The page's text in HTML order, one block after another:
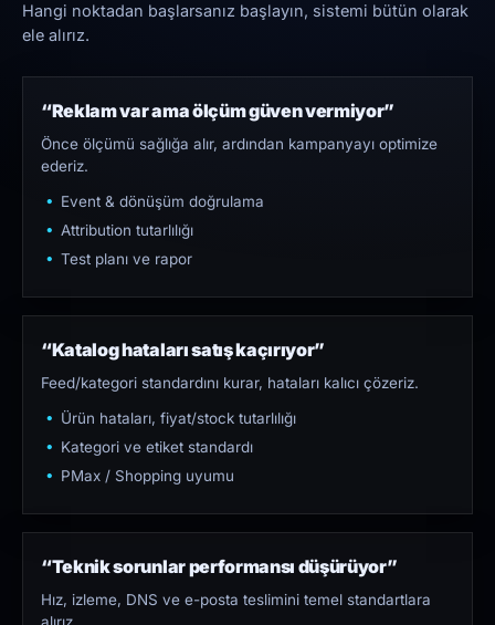
Hangi noktadan başlarsanız başlayın, sistemi bütün olarak
ele alırız.
“Reklam var ama ölçüm güven vermiyor”
Önce ölçümü sağlığa alır, ardından kampanyayı optimize
ederiz.
Event & dönüşüm doğrulama
Attribution tutarlılığı
Test planı ve rapor
“Katalog hataları satış kaçırıyor”
Feed/kategori standardını kurar, hataları kalıcı çözeriz.
Ürün hataları, fiyat/stock tutarlılığı
Kategori ve etiket standardı
PMax / Shopping uyumu
“Teknik sorunlar performansı düşürüyor”
Hız, izleme, DNS ve e-posta teslimini temel standartlara